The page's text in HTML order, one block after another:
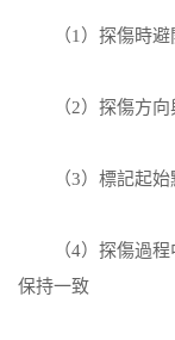
（1）探傷時避
（2）探傷方向
（3）標記起始
（4）探傷過程
保持一致